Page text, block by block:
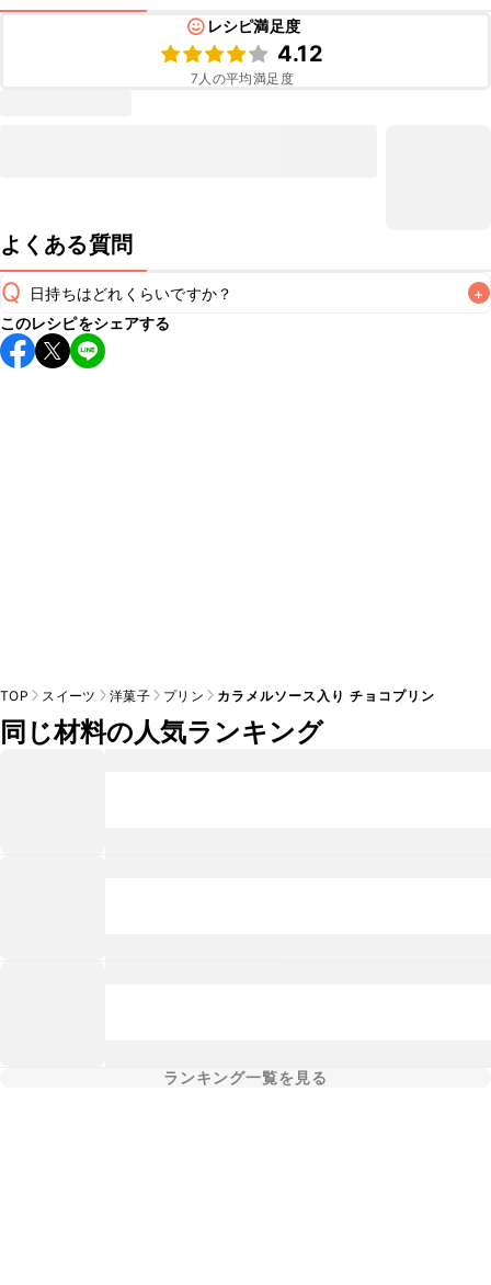
レシピ満足度
4.12
7 人の平均満足度
よくある質問
Q 日持ちはどれくらいですか？ +
保存期間は冷蔵で翌日中が目安です。なるべくお早めにお召
し上がりください。
このレシピをシェアする
TOP スイーツ 洋菓子 プリン カラメルソース入り チョコプリン
同じ材料の人気ランキング
ランキング一覧を見る